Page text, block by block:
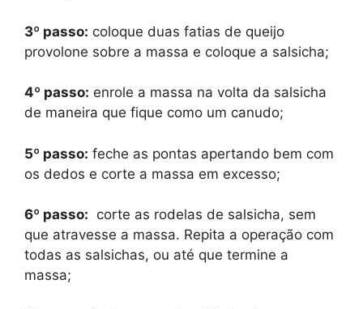
3º passo: coloque duas fatias de queijo
provolone sobre a massa e coloque a salsicha;
4º passo: enrole a massa na volta da salsicha
de maneira que fique como um canudo;
5º passo: feche as pontas apertando bem com
os dedos e corte a massa em excesso;
6º passo: corte as rodelas de salsicha, sem
que atravesse a massa. Repita a operação com
todas as salsichas, ou até que termine a
massa;